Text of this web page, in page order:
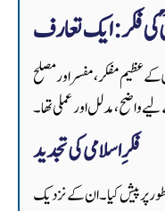
کی فکر: ایک تعارف
عظیم مفکر، مفسر اور مصلح
واضح، مدلل اور عملی تھا۔
فکرِ اسلامی کی تجدید
پر پیش کیا۔ ان کے نزدیک